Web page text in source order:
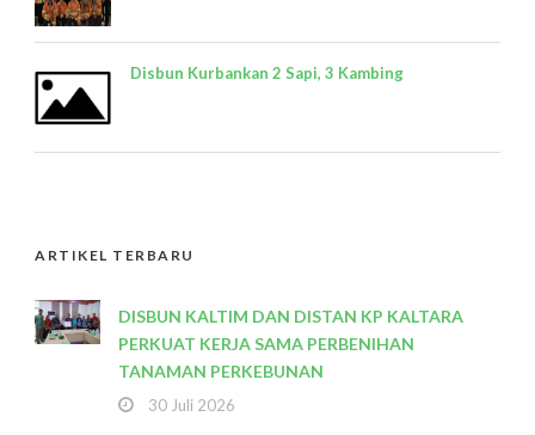
Disbun Kurbankan 2 Sapi, 3 Kambing
ARTIKEL TERBARU
DISBUN KALTIM DAN DISTAN KP KALTARA
PERKUAT KERJA SAMA PERBENIHAN
TANAMAN PERKEBUNAN
30 Juli 2026